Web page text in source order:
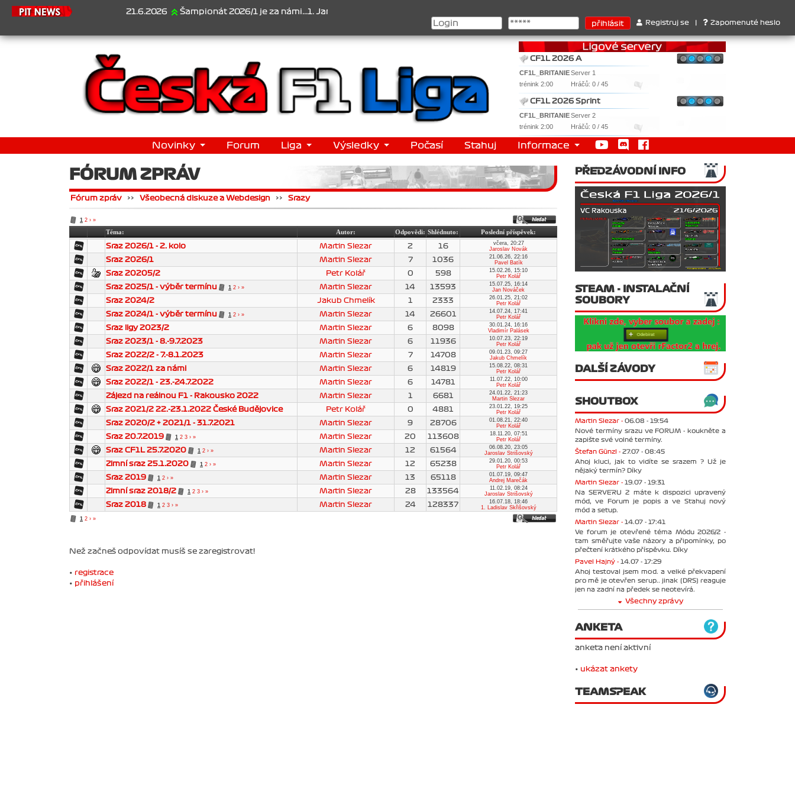
21.6.2026 Šampionát 2026/1 je za námi...1. Jan Veselý , 2. Jan Nováček , 3. Jakub Chmelík , Pohár konstruktérů : 1. Ferrari . 2. Williams , 3. RedBull ..... SprintCup -
Registruj se Zapomenuté heslo
CF1L 2026 A
CF1L_BRITANIEServer 1
trénink 2:00
Hráčů: 0 / 45
CF1L 2026 Sprint
CF1L_BRITANIEServer 2
trénink 2:00
Hráčů: 0 / 45
Novinky Forum Liga Výsledky Počasí Stahuj Informace
FÓRUM ZPRÁV
Fórum zpráv >> Všeobecná diskuze a Webdesign >> Srazy
1 2 › »
Téma: Autor: Odpovědi: Shlédnuto:
Poslední příspěvek:
Sraz 2026/1 - 2. kolo
Martin Slezar 2 16
včera, 20:27
Jaroslav Novák
Sraz 2026/1 Martin Slezar 7 1036
21.06.26, 22:16
Pavel Batík
Sraz 20205/2 Petr Kolář 0 598
15.02.26, 15:10
Petr Kolář
Sraz 2025/1 - výběr termínu 1 2 › » Martin Slezar 14 13593
15.07.25, 16:14
Jan Nováček
Sraz 2024/2 Jakub Chmelík 1 2333
26.01.25, 21:02
Petr Kolář
Sraz 2024/1 - výběr termínu 1 2 › » Martin Slezar 14 26601
14.07.24, 17:41
Petr Kolář
Sraz ligy 2023/2 Martin Slezar 6 8098
30.01.24, 16:16
Vladimír Palásek
Sraz 2023/1 - 8.-9.7.2023 Martin Slezar 6 11936
10.07.23, 22:19
Petr Kolář
Sraz 2022/2 - 7.-8.1.2023 Martin Slezar 7 14708
09.01.23, 09:27
Jakub Chmelík
Sraz 2022/1 za námi Martin Slezar 6 14819
15.08.22, 08:31
Petr Kolář
Sraz 2022/1 - 23.-24.7.2022 Martin Slezar 6 14781
11.07.22, 10:00
Petr Kolář
Zájezd na reálnou F1 - Rakousko 2022 Martin Slezar 1 6681
24.01.22, 21:23
Martin Slezar
Sraz 2021/2 22.-23.1.2022 České Budějovice Petr Kolář 0 4881
23.01.22, 19:25
Petr Kolář
Sraz 2020/2 + 2021/1 - 31.7.2021 Martin Slezar 9 28706
01.08.21, 22:40
Petr Kolář
Sraz 20.7.2019 1 2 3 › » Martin Slezar 20 113608
18.11.20, 07:51
Petr Kolář
Sraz CF1L 25.7.2020 1 2 › » Martin Slezar 12 61564
06.08.20, 23:05
Jaroslav Strišovský
Zimní sraz 25.1.2020 1 2 › » Martin Slezar 12 65238
29.01.20, 00:53
Petr Kolář
Sraz 2019 1 2 › » Martin Slezar 13 65118
01.07.19, 09:47
Andrej Marečák
Zimní sraz 2018/2 1 2 3 › » Martin Slezar 28 133564
11.02.19, 08:24
Jaroslav Strišovský
Sraz 2018 1 2 3 › » Martin Slezar 24 128337
16.07.18, 18:46
1. Ladislav Skřišovský
1 2 › »
Než začneš odpovídat musíš se zaregistrovat!
• registrace
• přihlášení
PŘEDZÁVODNÍ INFO
STEAM - INSTALAČNÍ
SOUBORY
DALŠÍ ZÁVODY
SHOUTBOX
Martin Slezar - 06.08 - 19:54
Nové termíny srazu ve FORUM - koukněte a
zapište své volné termíny.
Štefan Günzl - 27.07 - 08:45
Ahoj kluci, jak to vidíte se srazem ? Už je
nějaký termín? Díky
Martin Slezar - 19.07 - 19:31
Na SERVERU 2 máte k dispozici upravený
mód, ve Forum je popis a ve Stahuj nový
mód a setup.
Martin Slezar - 14.07 - 17:41
Ve forum je otevřené téma Módu 2026/2 -
tam směřujte vaše názory a připomínky, po
přečtení krátkého příspěvku. Díky
Pavel Hajný - 14.07 - 17:29
Ahoj testoval jsem mod. a velké překvapení
pro mě je otevřen serup.. jinak (DRS) reaguje
jen na zadní na předek se neotevírá.
Všechny zprávy
ANKETA
anketa není aktivní
• ukázat ankety
TEAMSPEAK